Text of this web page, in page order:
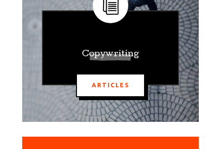
Copywriting
ARTICLES